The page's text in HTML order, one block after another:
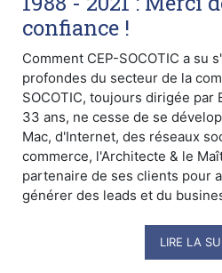
confiance !
Comment CEP-SOCOTIC a su
profondes du secteur de la
SOCOTIC, toujours dirigée par
33 ans, ne cesse de se
Mac, d'Internet, des réseaux
commerce, l'Architecte & le
partenaire de ses clients pour
générer des leads et du
LIRE LA